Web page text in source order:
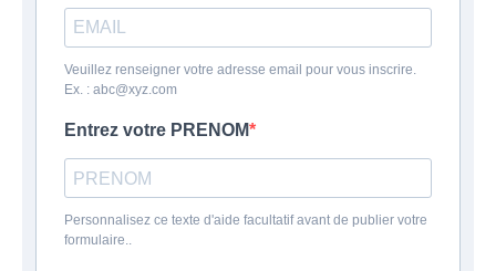
Veuillez renseigner votre adresse email pour vous inscrire.
Ex. : abc@xyz.com
Entrez votre PRENOM
Personnalisez ce texte d'aide facultatif avant de publier votre
formulaire..